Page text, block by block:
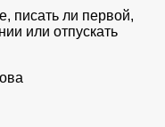
писать ли первой,
или отпускать